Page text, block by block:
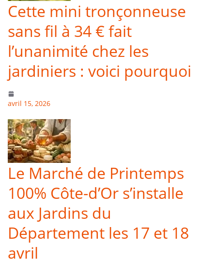
Cette mini tronçonneuse
sans fil à 34 € fait
l’unanimité chez les
jardiniers : voici pourquoi
avril 15, 2026
Le Marché de Printemps
100% Côte-d’Or s’installe
aux Jardins du
Département les 17 et 18
avril